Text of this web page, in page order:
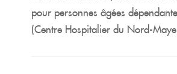
pour personnes âgées
(Centre Hospitalier du Nord-